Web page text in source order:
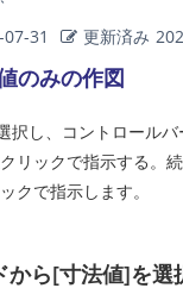
31 更新済み
のみの作図
択し、コントロールバ
リックで指示する。
クで指示します。
から[寸法値]を選